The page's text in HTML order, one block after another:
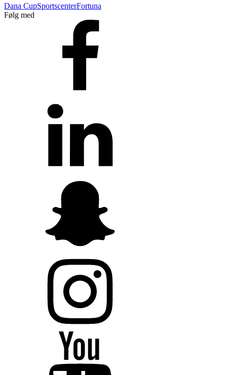
Dana CupSportscenterFortuna
Følg med